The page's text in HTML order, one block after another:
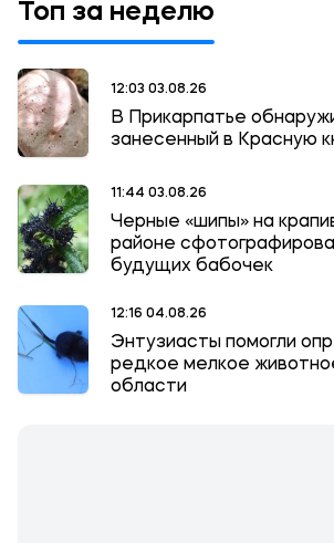
Топ за неделю
12:03 03.08.26
В Прикарпатье
занесенный в Красную
11:44 03.08.26
Черные «шипы» на
районе
будущих бабочек
12:16 04.08.26
Энтузиасты помогли
редкое мелкое
области